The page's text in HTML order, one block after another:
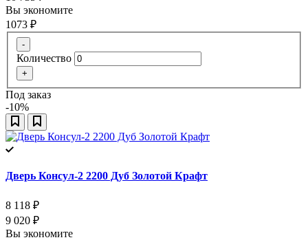
Вы экономите
1073 ₽
-
Количество
+
Под заказ
-10%
Дверь Консул-2 2200 Дуб Золотой Крафт
8 118 ₽
9 020 ₽
Вы экономите